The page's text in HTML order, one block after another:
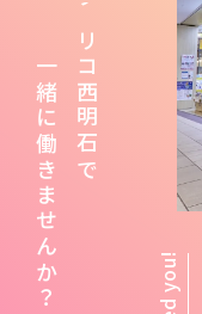
プリコ西明石で
一緒に働きませんか？